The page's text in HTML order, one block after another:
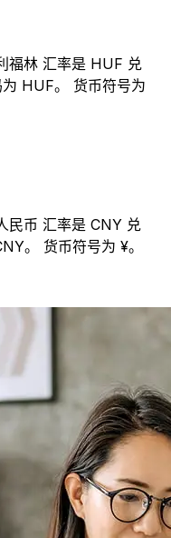
福林 汇率是 HUF 兑
HUF。 货币符号为
民币 汇率是 CNY 兑
。 货币符号为 ¥。